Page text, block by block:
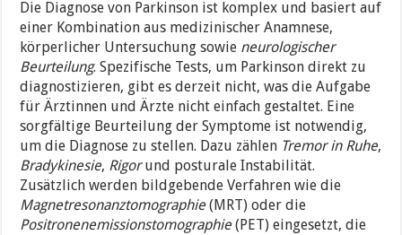
Die Diagnose von Parkinson ist komplex und basiert auf
einer Kombination aus medizinischer Anamnese,
körperlicher Untersuchung sowie neurologischer
Beurteilung. Spezifische Tests, um Parkinson direkt zu
diagnostizieren, gibt es derzeit nicht, was die Aufgabe
für Ärztinnen und Ärzte nicht einfach gestaltet. Eine
sorgfältige Beurteilung der Symptome ist notwendig,
um die Diagnose zu stellen. Dazu zählen Tremor in Ruhe,
Bradykinesie, Rigorund posturale Instabilität.
Zusätzlich werden bildgebende Verfahren wie die
Magnetresonanztomographie(MRT) oder die
Positronenemissionstomographie(PET) eingesetzt, die